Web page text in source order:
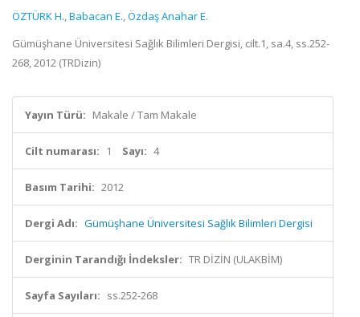
ÖZTÜRK H.,Babacan E.,Özdaş Anahar E.
Gümüşhane Üniversitesi Sağlık Bilimleri Dergisi, cilt.1, sa.4, ss.252-
268, 2012 (TRDizin)
Yayın Türü: Makale / Tam Makale
Cilt numarası: 1 Sayı: 4
Basım Tarihi: 2012
Dergi Adı: Gümüşhane Üniversitesi Sağlık Bilimleri Dergisi
Derginin Tarandığı İndeksler: TR DİZİN (ULAKBİM)
Sayfa Sayıları: ss.252-268